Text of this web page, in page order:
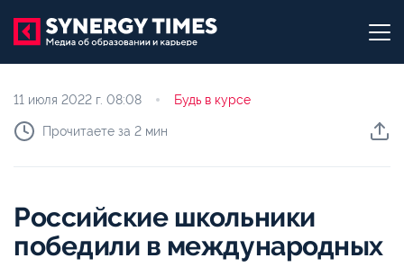
11 июля 2022 г. 08:08 Будь в курсе
Прочитаете за 2 мин
Российские школьники
победили в международных